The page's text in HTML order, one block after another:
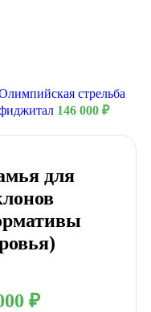
стрельба
146 000₽
для
₽